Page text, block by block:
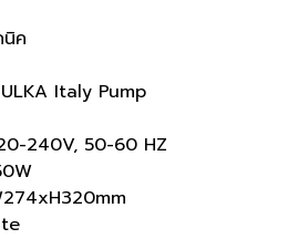
นิค
Italy Pump
240V, 50-60 HZ